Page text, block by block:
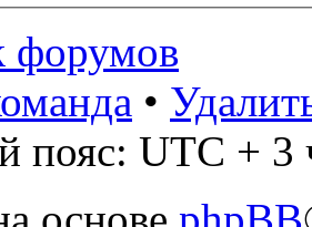
форумов
•
пояс: UTC + 3